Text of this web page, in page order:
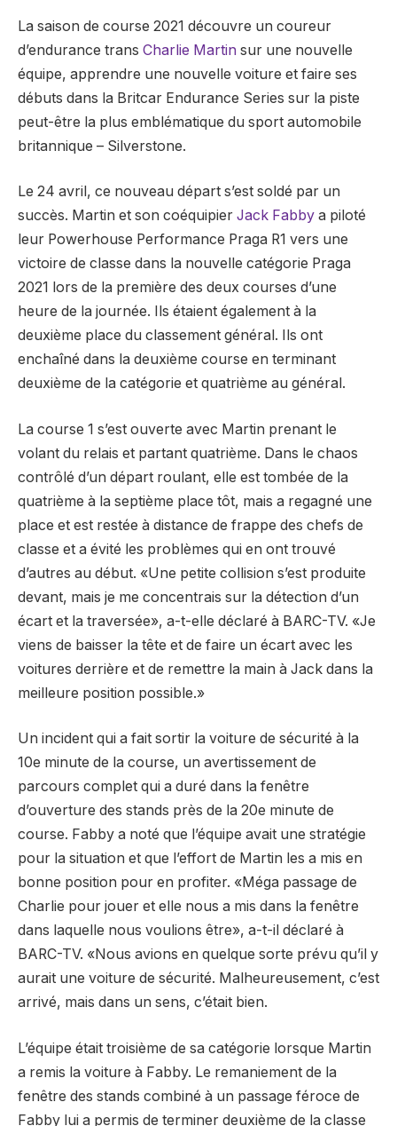
La saison de course 2021 découvre un coureur
d’endurance trans Charlie Martin sur une nouvelle
équipe, apprendre une nouvelle voiture et faire ses
débuts dans la Britcar Endurance Series sur la piste
peut-être la plus emblématique du sport automobile
britannique – Silverstone.
Le 24 avril, ce nouveau départ s’est soldé par un
succès. Martin et son coéquipier Jack Fabby a piloté
leur Powerhouse Performance Praga R1 vers une
victoire de classe dans la nouvelle catégorie Praga
2021 lors de la première des deux courses d’une
heure de la journée. Ils étaient également à la
deuxième place du classement général. Ils ont
enchaîné dans la deuxième course en terminant
deuxième de la catégorie et quatrième au général.
La course 1 s’est ouverte avec Martin prenant le
volant du relais et partant quatrième. Dans le chaos
contrôlé d’un départ roulant, elle est tombée de la
quatrième à la septième place tôt, mais a regagné une
place et est restée à distance de frappe des chefs de
classe et a évité les problèmes qui en ont trouvé
d’autres au début. «Une petite collision s’est produite
devant, mais je me concentrais sur la détection d’un
écart et la traversée», a-t-elle déclaré à BARC-TV. «Je
viens de baisser la tête et de faire un écart avec les
voitures derrière et de remettre la main à Jack dans la
meilleure position possible.»
Un incident qui a fait sortir la voiture de sécurité à la
10e minute de la course, un avertissement de
parcours complet qui a duré dans la fenêtre
d’ouverture des stands près de la 20e minute de
course. Fabby a noté que l’équipe avait une stratégie
pour la situation et que l’effort de Martin les a mis en
bonne position pour en profiter. «Méga passage de
Charlie pour jouer et elle nous a mis dans la fenêtre
dans laquelle nous voulions être», a-t-il déclaré à
BARC-TV. «Nous avions en quelque sorte prévu qu’il y
aurait une voiture de sécurité. Malheureusement, c’est
arrivé, mais dans un sens, c’était bien.
L’équipe était troisième de sa catégorie lorsque Martin
a remis la voiture à Fabby. Le remaniement de la
fenêtre des stands combiné à un passage féroce de
Fabby lui a permis de terminer deuxième de la classe